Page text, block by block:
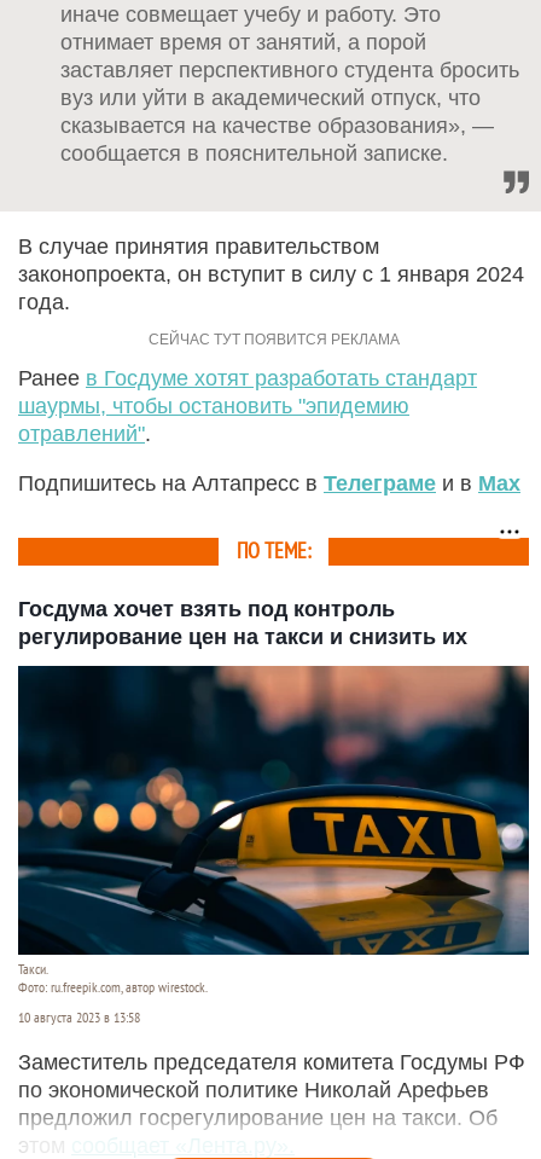
иначе совмещает учебу и работу. Это
отнимает время от занятий, а порой
заставляет перспективного студента бросить
вуз или уйти в академический отпуск, что
сказывается на качестве образования», —
сообщается в пояснительной записке.
В случае принятия правительством
законопроекта, он вступит в силу с 1 января 2024
года.
Ранее в Госдуме хотят разработать стандарт
шаурмы, чтобы остановить "эпидемию
отравлений".
Подпишитесь на Алтапресс в Телеграме и в Max
ПО ТЕМЕ:
Госдума хочет взять под контроль
регулирование цен на такси и снизить их
Такси.
Фото: ru.freepik.com, автор wirestock.
10 августа 2023 в 13:58
Заместитель председателя комитета Госдумы РФ
по экономической политике Николай Арефьев
предложил госрегулирование цен на такси. Об
этом
сообщает «Лента.ру».